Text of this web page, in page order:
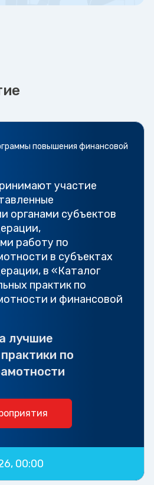
повышения финансовой
участие
органами субъектов
работу по
в субъектах
в «Каталог
практик по
и финансовой
лучшие
по
00:00